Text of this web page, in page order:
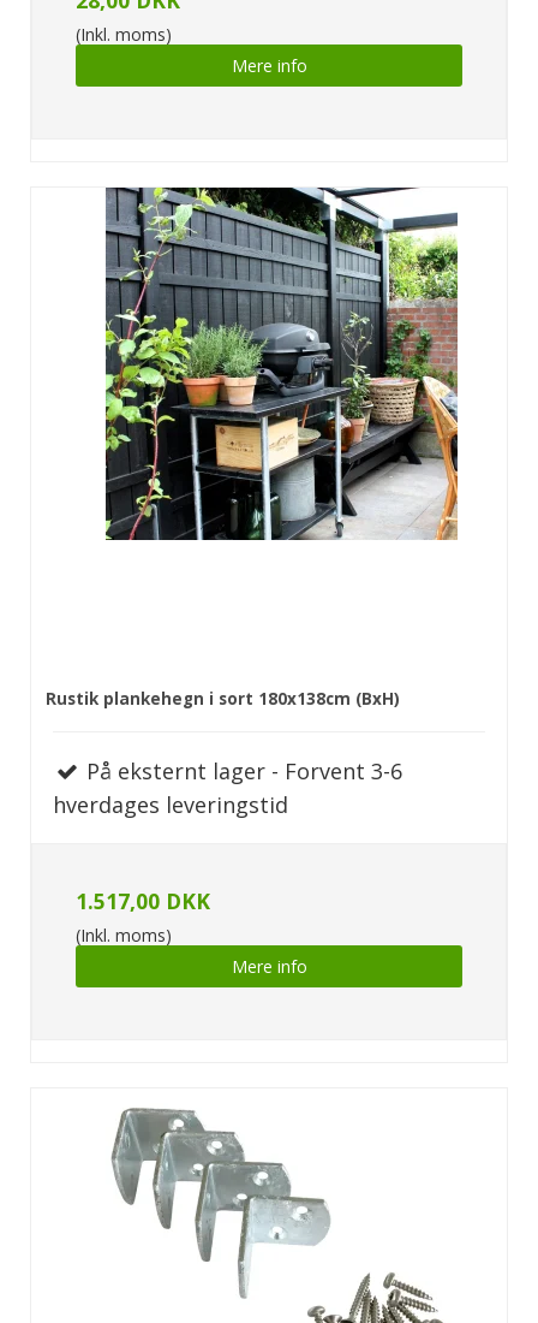
(Inkl. moms)
Mere info
Rustik plankehegn i sort 180x138cm (BxH)
På eksternt lager - Forvent 3-6
hverdages leveringstid
1.517,00 DKK
(Inkl. moms)
Mere info